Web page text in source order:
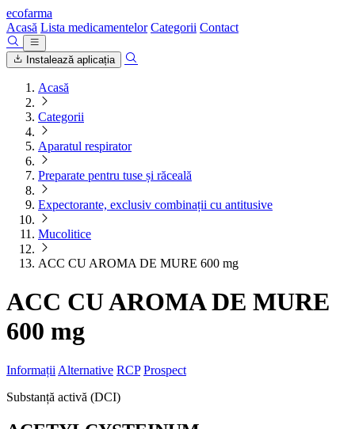
ecofarma
Acasă Lista medicamentelor Categorii Contact
Instalează aplicația
Acasă
Categorii
Aparatul respirator
Preparate pentru tuse și răceală
Expectorante, exclusiv combinații cu antitusive
Mucolitice
ACC CU AROMA DE MURE 600 mg
ACC CU AROMA DE MURE
600 mg
Informații Alternative RCP Prospect
Substanță activă (DCI)